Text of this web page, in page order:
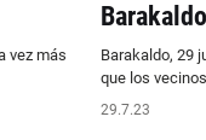
vez más
Barakaldo, 29
que los
29.7.23